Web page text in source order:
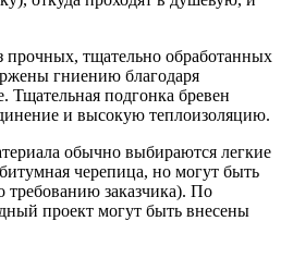
тщательно обработанных
гниению благодаря
Тщательная подгонка бревен
и высокую теплоизоляцию.
обычно выбираются легкие
черепица, но могут быть
требованию заказчика). По
проект могут быть внесены